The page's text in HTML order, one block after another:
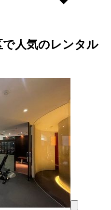
人気のレンタル